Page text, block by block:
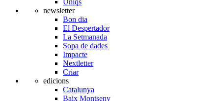
newsletter
Bon dia
El Despertador
La Setmanada
Sopa de dades
Impacte
Nextletter
Criar
edicions
Catalunya
Baix Montseny